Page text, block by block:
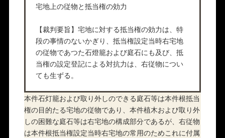
宅地上の従物と抵当権の効力
【裁判要旨】宅地に対する抵当権の効力は、特
段の事情のないかぎり、抵当権設定当時右宅地
の従物であつた石燈籠および庭石にも及び、抵
当権の設定登記による対抗力は、右従物につい
ても生ずる。
本件石灯籠および取り外しのできる庭石等は本件根抵当
権の目的たる宅地の従物であり、本件植木および取り外
しの困難な庭石等は右宅地の構成部分であるが、右従物
は本件根抵当権設定当時右宅地の常用のためこれに付属